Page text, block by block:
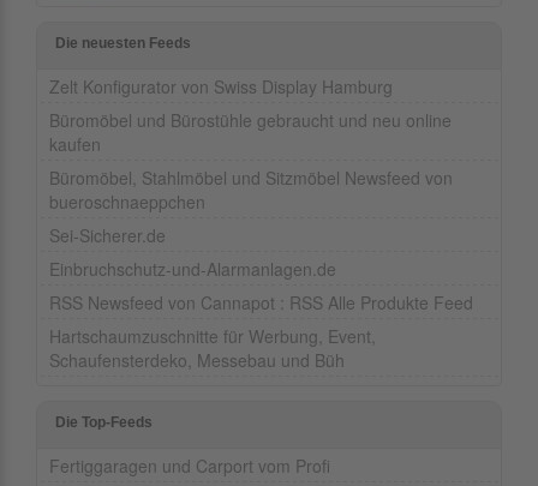
Die neuesten Feeds
Zelt Konfigurator von Swiss Display Hamburg
Büromöbel und Bürostühle gebraucht und neu online
kaufen
Büromöbel, Stahlmöbel und Sitzmöbel Newsfeed von
bueroschnaeppchen
Sei-Sicherer.de
Einbruchschutz-und-Alarmanlagen.de
RSS Newsfeed von Cannapot : RSS Alle Produkte Feed
Hartschaumzuschnitte für Werbung, Event,
Schaufensterdeko, Messebau und Büh
Die Top-Feeds
Fertiggaragen und Carport vom Profi